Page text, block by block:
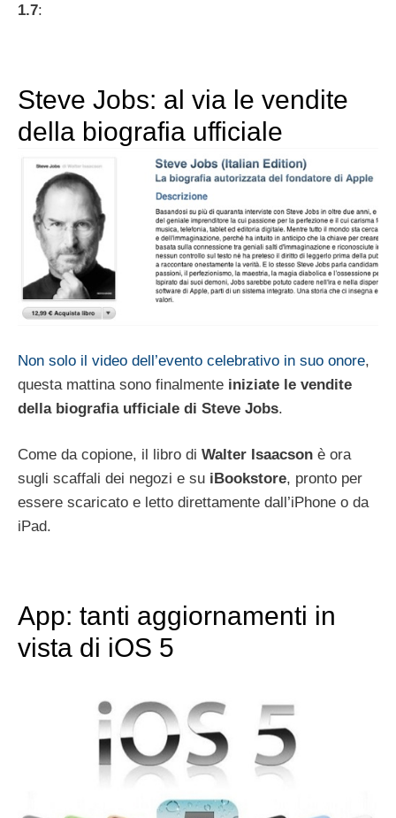
1.7:
Steve Jobs: al via le vendite
della biografia ufficiale
Non solo il video dell’evento celebrativo in suo onore,
questa mattina sono finalmente iniziate le vendite
della biografia ufficiale di Steve Jobs.
Come da copione, il libro di Walter Isaacson è ora
sugli scaffali dei negozi e su iBookstore, pronto per
essere scaricato e letto direttamente dall’iPhone o da
iPad.
App: tanti aggiornamenti in
vista di iOS 5